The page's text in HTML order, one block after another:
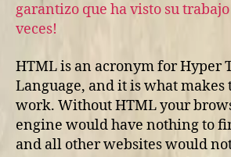
garantizo que ha visto su
veces!
HTML is an acronym for Hyper
Language, and it is what
work. Without HTML your
engine would have nothing to
and all other websites would